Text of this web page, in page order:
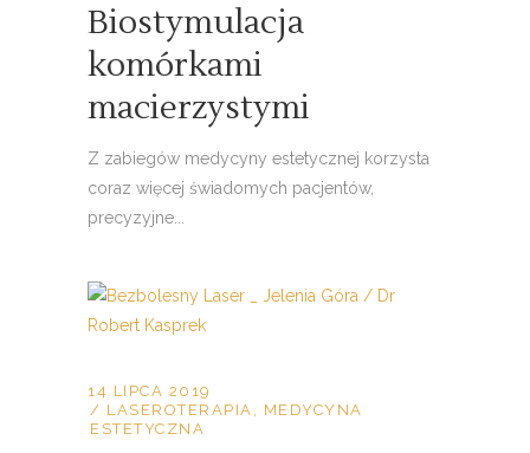
Biostymulacja
komórkami
macierzystymi
Z zabiegów medycyny estetycznej korzysta
coraz więcej świadomych pacjentów,
precyzyjne...
14 LIPCA 2019
LASEROTERAPIA , MEDYCYNA
ESTETYCZNA